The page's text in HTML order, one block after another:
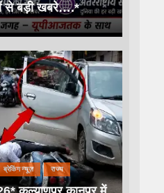
से बड़ी खबरे….*
ब्रेकिंग न्यूज़ राज्य